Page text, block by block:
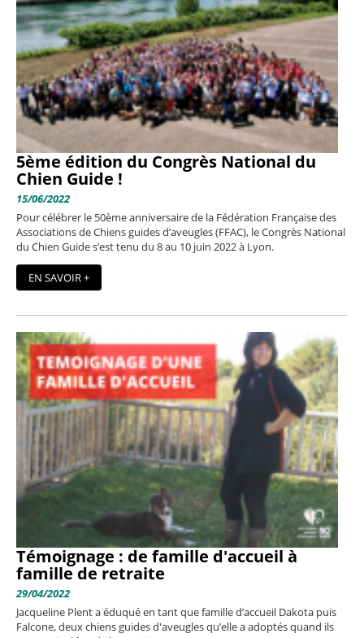
5ème édition du Congrès National du
Chien Guide !
15/06/2022
Pour célébrer le 50ème anniversaire de la Fédération Française des
Associations de Chiens guides d’aveugles (FFAC), le Congrès National
du Chien Guide s’est tenu du 8 au 10 juin 2022 à Lyon.
EN SAVOIR +
Témoignage : de famille d'accueil à
famille de retraite
29/04/2022
Jacqueline Plent a éduqué en tant que famille d’accueil Dakota puis
Falcone, deux chiens guides d'aveugles qu’elle a adoptés quand ils